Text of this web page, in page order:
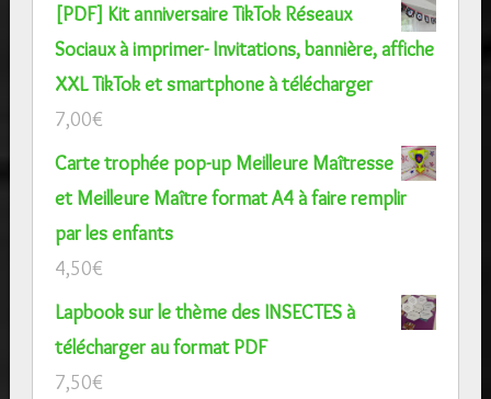
[PDF] Kit anniversaire TikTok Réseaux
Sociaux à imprimer- Invitations, bannière, affiche
XXL TikTok et smartphone à télécharger
7,00€
Carte trophée pop-up Meilleure Maîtresse
et Meilleure Maître format A4 à faire remplir
par les enfants
4,50€
Lapbook sur le thème des INSECTES à
télécharger au format PDF
7,50€